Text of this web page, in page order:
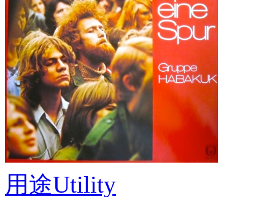
用途Utility